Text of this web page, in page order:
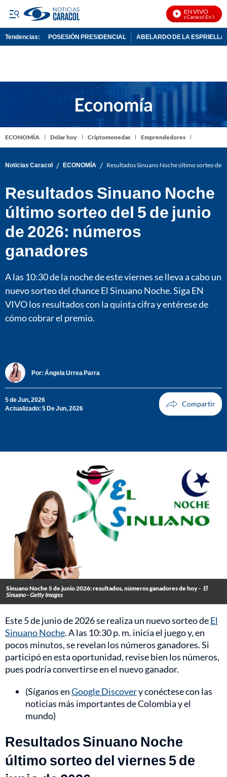
EN VIVO
Noticias Caracol En Vivo
Tendencias: POSESIÓN PRESIDENCIAL ABELARDO DE LA ESPRIELLA
ECONOMÍA Dólar hoy Criptomonedas Emprendedores
Noticias Caracol / ECONOMÍA / Resultados Sinuano Noche último sorteo del
Resultados Sinuano Noche
último sorteo del 5 de junio
de 2026: números
ganadores
A las 10:30 de la noche de este viernes se lleva a cabo un
nuevo sorteo del chance El Sinuano Noche. Siga EN
VIVO los resultados con la quinta cifra y entérese de
cómo cobrar el premio.
Por: Ángela Urrea Parra
5 de Jun, 2026
Actualizado: 5 De Jun, 2026
Sinuano Noche 5 de junio 2026: resultados, números ganadores de hoy - El
Sinuano - Getty Images
Este 5 de junio de 2026 se realiza un nuevo sorteo deEl
Sinuano Noche. A las 10:30 p. m. inicia el juego y, en
pocos minutos, se revelan los números ganadores. Si
participó en esta oportunidad, revise bien los números,
pues podría convertirse en el nuevo ganador.
(Síganos enGoogle Discovery conéctese con las
noticias más importantes de Colombia y el
mundo)
Resultados Sinuano Noche
último sorteo del viernes 5 de